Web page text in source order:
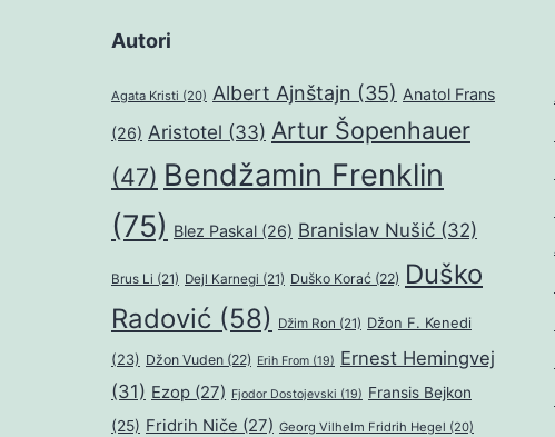
Autori
Agata Kristi (20) Albert Ajnštajn (35) Anatol Frans
(26) Aristotel (33) Artur Šopenhauer
(47) Bendžamin Frenklin
(75) Blez Paskal (26) Branislav Nušić (32)
Brus Li (21) Dejl Karnegi (21) Duško Korać (22) Duško
Radović (58) Džim Ron (21) Džon F. Kenedi
(23) Džon Vuden (22) Erih From (19) Ernest Hemingvej
(31) Ezop (27) Fjodor Dostojevski (19) Fransis Bejkon
(25) Fridrih Niče (27) Georg Vilhelm Fridrih Hegel (20)